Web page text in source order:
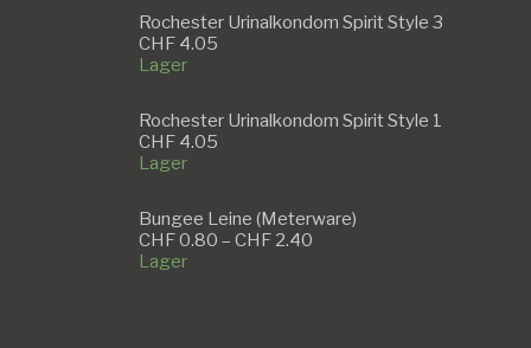
Rochester Urinalkondom Spirit Style 3
CHF4.05
Lager
Rochester Urinalkondom Spirit Style 1
CHF4.05
Lager
Bungee Leine (Meterware)
CHF0.80 – CHF2.40Preisspanne:
Lager